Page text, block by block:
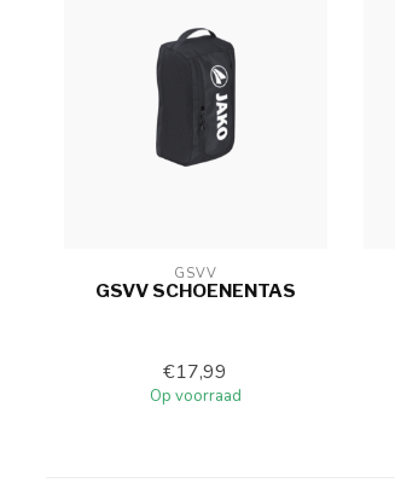
GSVV
GSVV SCHOENENTAS
€17,99
Op voorraad